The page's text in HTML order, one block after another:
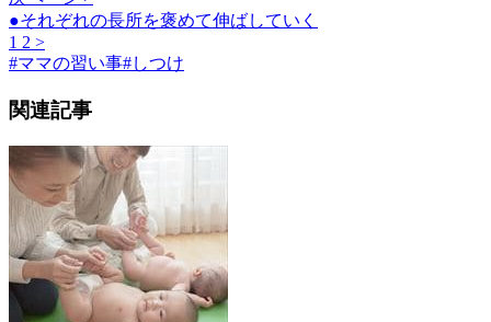
●それぞれの長所を褒めて伸ばしていく
1 2 >
#ママの習い事#しつけ
関連記事